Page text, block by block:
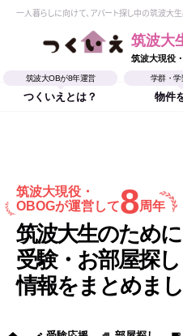
一人暮らしに向けて、アパート探し中の筑波大
筑波大
筑波大現役
筑波大OBが8年運営
つくいえとは？
学群・学
物件
筑波大現役・
OBOGが運営して8周年
筑波大生のために
受験・お部屋探
情報をまとめまし